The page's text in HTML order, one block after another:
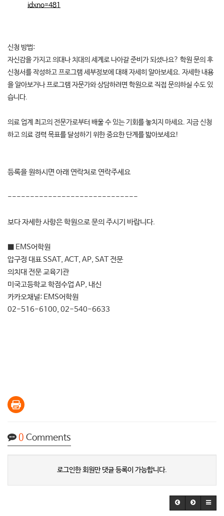
idxno=481
신청 방법:
자신감을 가지고 의대나 치대의 세계로 나아갈 준비가 되셨나요? 학원 문의 후
신청서를 작성하고 프로그램 세부정보에 대해 자세히 알아보세요. 자세한 내용
을 알아보거나 프로그램 자문가와 상담하려면 학원으로 직접 문의하실 수도 있
습니다.
의료 업계 최고의 전문가로부터 배울 수 있는 기회를 놓치지 마세요. 지금 신청
하고 의료 경력 목표를 달성하기 위한 중요한 단계를 밟아보세요!
등록을 원하시면 아래 연락처로 연락주세요
-----------------------------
보다 자세한 사항은 학원으로 문의 주시기 바랍니다.
■ EMS어학원
압구정 대표 SSAT, ACT, AP, SAT 전문
의치대 전문 교육기관
미국고등학교 학점수업 AP, 내신
카카오채널: EMS어학원
02-516-6100, 02-540-6633
0 Comments
로그인한 회원만 댓글 등록이 가능합니다.